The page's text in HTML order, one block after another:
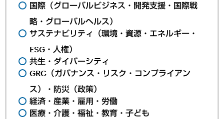
国際（グローバルビジネス・開発支援・国際戦
略・グローバルヘルス）
サステナビリティ（環境・資源・エネルギー・
ESG・人権）
共生・ダイバーシティ
GRC（ガバナンス・リスク・コンプライアン
ス）・防災（政策）
経済・産業・雇用・労働
医療・介護・福祉・教育・子ども